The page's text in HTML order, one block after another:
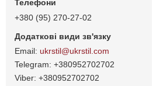
+380 (95) 270-27-02
ukrstil@ukrstil.com
+380952702702
+380952702702